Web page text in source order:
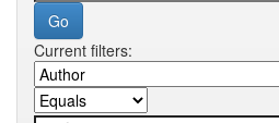
Current filters: